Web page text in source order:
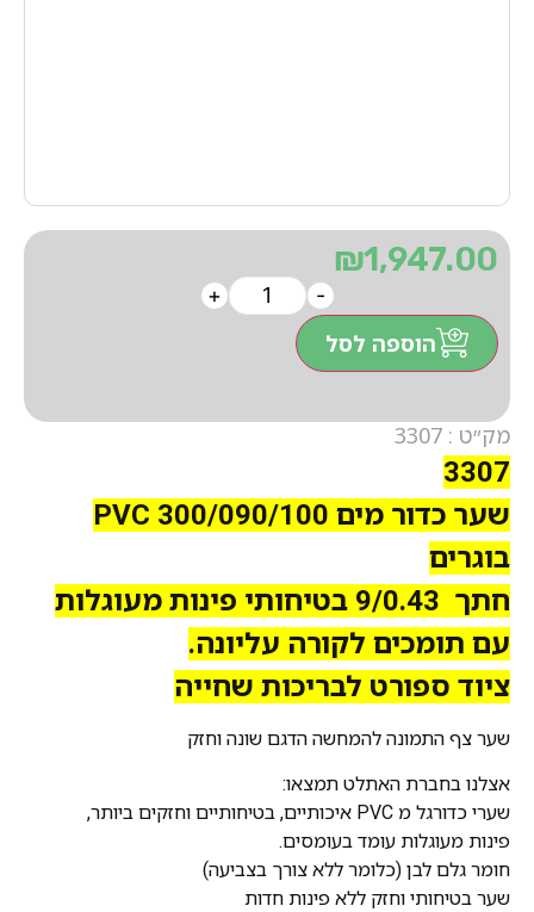
מק״ט : 3307
3307
שער כדור מים PVC 300/090/100
בוגרים
חתך 9/0.43 בטיחותי פינות מעוגלות
עם תומכים לקורה עליונה.
ציוד ספורט לבריכות שחייה
שער צף התמונה להמחשה הדגם שונה וחזק
אצלנו בחברת האתלט תמצאו:
שערי כדורגל מ PVC איכותיים, בטיחותיים וחזקים ביותר,
פינות מעוגלות עומד בעומסים.
חומר גלם לבן (כלומר ללא צורך בצביעה)
שער בטיחותי וחזק ללא פינות חדות
₪1,947.00
-
+
הוספה לסל